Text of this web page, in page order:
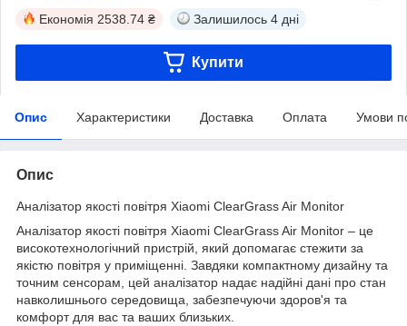
Економія 2538.74 ₴ Залишилось 4 дні
Купити
Опис Характеристики Доставка Оплата Умови
Опис
Аналізатор якості повітря Xiaomi ClearGrass Air Monitor
Аналізатор якості повітря Xiaomi ClearGrass Air Monitor – це
високотехнологічний пристрій, який допомагає стежити за
якістю повітря у приміщенні. Завдяки компактному дизайну та
точним сенсорам, цей аналізатор надає надійні дані про стан
навколишнього середовища, забезпечуючи здоров'я та
комфорт для вас та ваших близьких.